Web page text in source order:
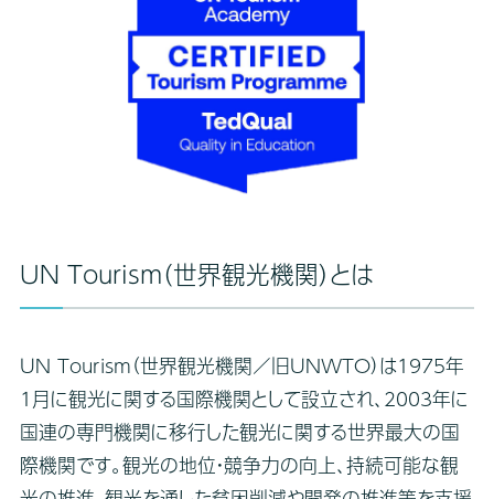
UN Tourism（世界観光機関）とは
UN Tourism（世界観光機関／旧UNWTO）は1975年
1月に観光に関する国際機関として設立され、2003年に
国連の専門機関に移行した観光に関する世界最大の国
際機関です。観光の地位・競争力の向上、持続可能な観